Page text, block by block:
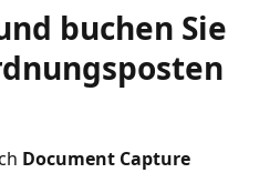
buchen Sie
Document Capture